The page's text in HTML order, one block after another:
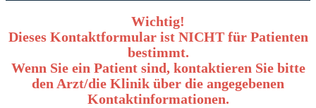
Wichtig!
Dieses Kontaktformular ist NICHT für Patienten
bestimmt.
Wenn Sie ein Patient sind, kontaktieren Sie bitte
den Arzt/die Klinik über die angegebenen
Kontaktinformationen.